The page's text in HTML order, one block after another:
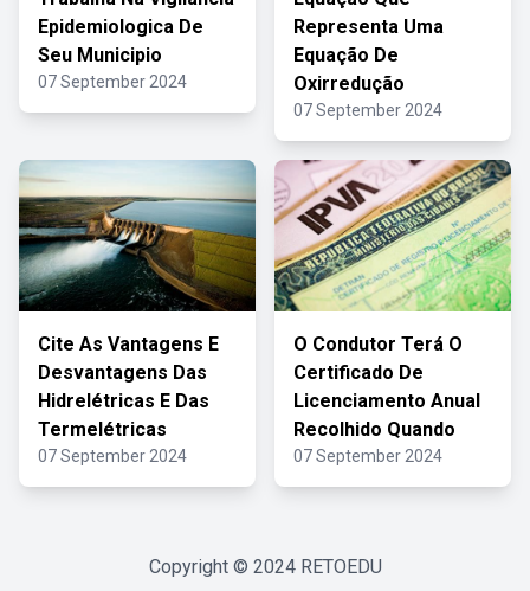
Epidemiologica De
Seu Municipio
07 September 2024
Representa Uma
Equação De
Oxirredução
07 September 2024
Cite As Vantagens E
Desvantagens Das
Hidrelétricas E Das
Termelétricas
07 September 2024
O Condutor Terá O
Certificado De
Licenciamento Anual
Recolhido Quando
07 September 2024
Copyright © 2024 RETOEDU